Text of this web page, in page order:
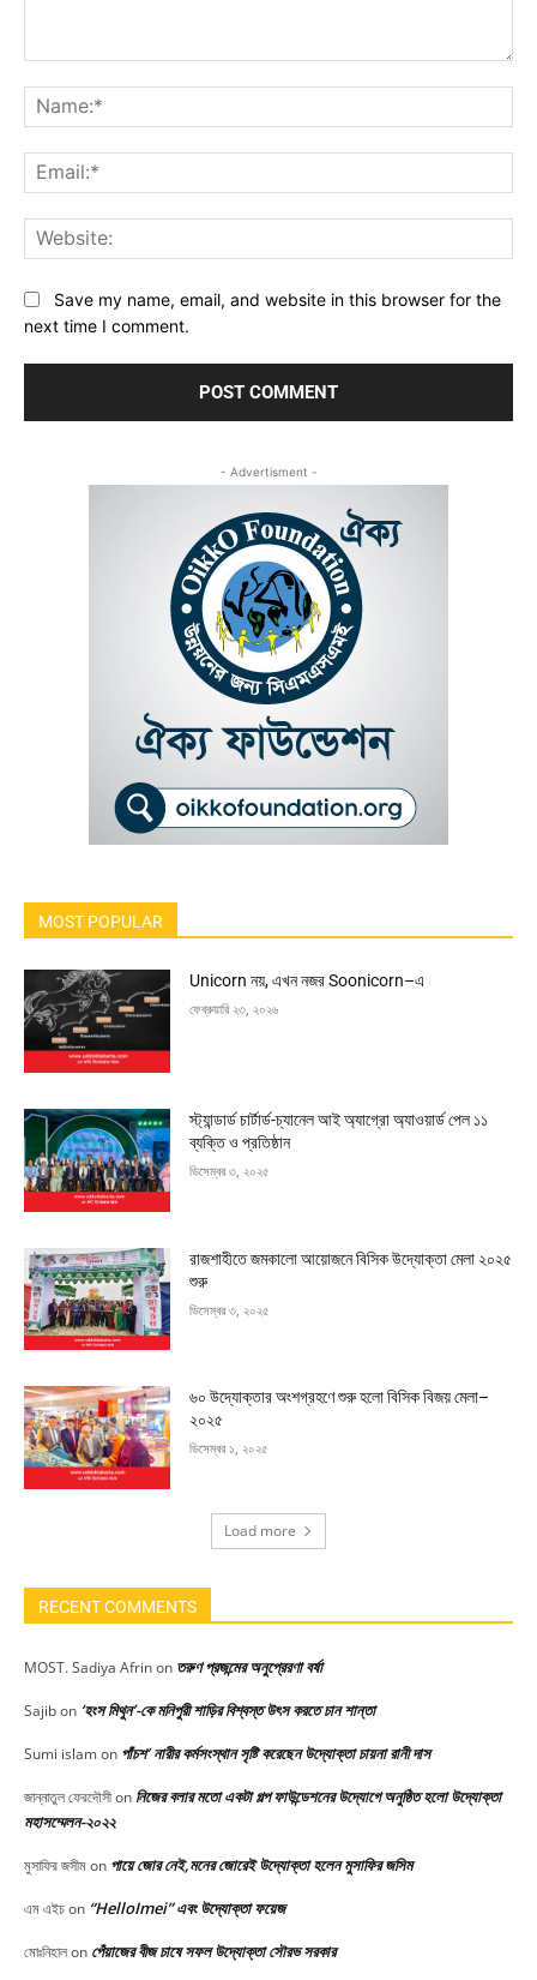
Save my name, email, and website in this browser for the
next time I comment.
- Advertisment -
MOST POPULAR
Unicorn নয়, এখন নজর Soonicorn–এ
ফেব্রুয়ারি ২৩, ২০২৬
স্ট্যান্ডার্ড চার্টার্ড-চ্যানেল আই অ্যাগ্রো অ্যাওয়ার্ড পেল ১১
ব্যক্তি ও প্রতিষ্ঠান
ডিসেম্বর ৩, ২০২৫
রাজশাহীতে জমকালো আয়োজনে বিসিক উদ্যোক্তা মেলা ২০২৫
শুরু
ডিসেম্বর ৩, ২০২৫
৬০ উদ্যোক্তার অংশগ্রহণে শুরু হলো বিসিক বিজয় মেলা–
২০২৫
ডিসেম্বর ১, ২০২৫
Load more
RECENT COMMENTS
MOST. Sadiya Afrinon তরুণ প্রজন্মের অনুপ্রেরণা বর্ষা
Sajibon ‘হংস মিথুন’-কে মনিপুরী শাড়ির বিশ্বস্ত উৎস করতে চান শান্তা
Sumi islamon পাঁচশ’ নারীর কর্মসংস্থান সৃষ্টি করেছেন উদ্যোক্তা চায়না রানী দাস
জান্নাতুল ফেরদৌসীon নিজের বলার মতো একটা গল্প ফাউন্ডেশনের উদ্যোগে অনুষ্ঠিত হলো উদ্যোক্তা
মহাসম্মেলন-২০২২
মুসাফির জসীমon পায়ে জোর নেই,মনের জোরেই উদ্যোক্তা হলেন মুসাফির জসিম
এম এইচon “HelloImei” এবং উদ্যোক্তা ফয়েজ
মোঃনিহালon পেঁয়াজের বীজ চাষে সফল উদ্যোক্তা সৌরভ সরকার